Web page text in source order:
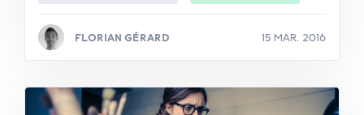
FLORIAN GÉRARD 15 MAR. 2016